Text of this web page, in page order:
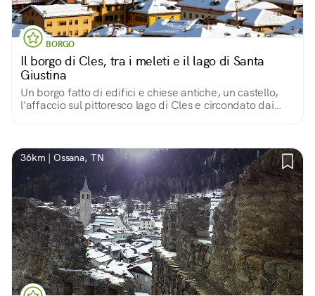
BORGO
Il borgo di Cles, tra i meleti e il lago di Santa
Giustina
Un borgo fatto di edifici e chiese antiche, un castello,
l'affaccio sul pittoresco lago di Cles e circondato dai
36km | Ossana, TN